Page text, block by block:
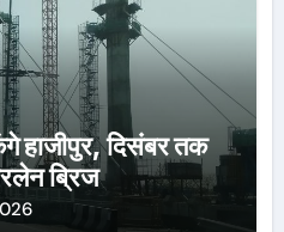
हाजीपुर, दिसंबर तक
ब्रिज